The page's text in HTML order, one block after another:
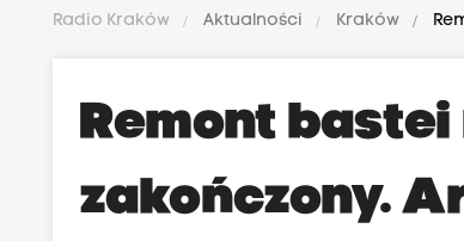
Radio Kraków Aktualności Kraków
Remont
zakończony.